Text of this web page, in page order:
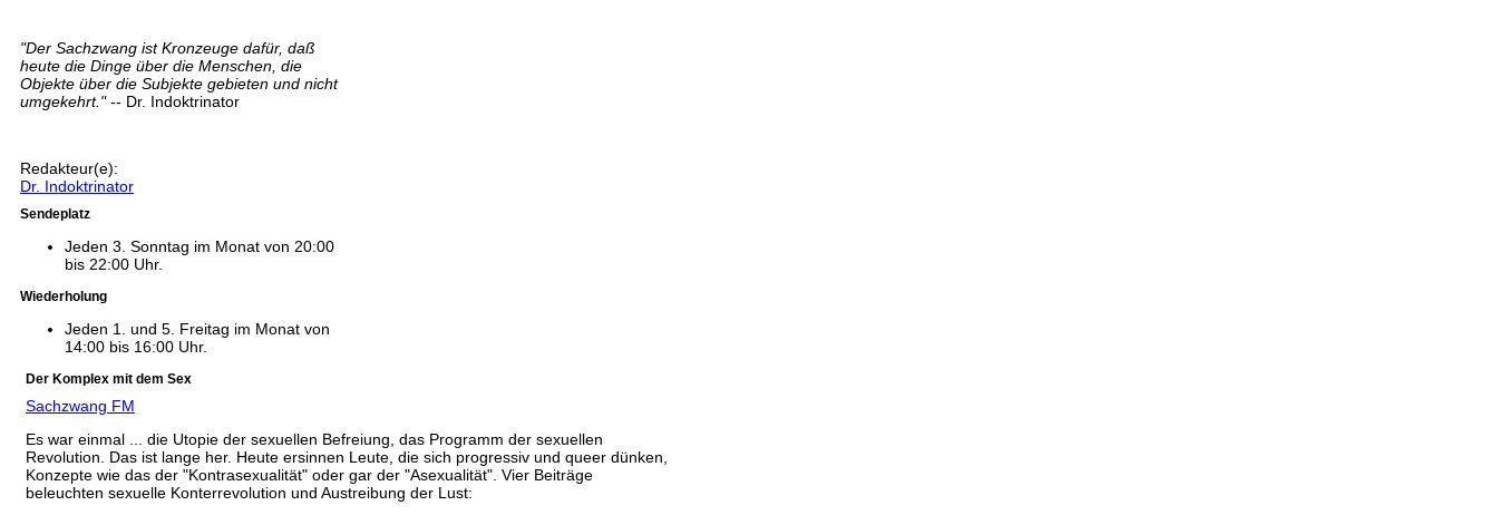
"Der Sachzwang ist Kronzeuge dafür, daß
heute die Dinge über die Menschen, die
Objekte über die Subjekte gebieten und nicht
umgekehrt."-- Dr. Indoktrinator
Redakteur(e):
Dr. Indoktrinator
Sendeplatz
Jeden 3. Sonntag im Monat von 20:00
bis 22:00 Uhr.
Wiederholung
Jeden 1. und 5. Freitag im Monat von
14:00 bis 16:00 Uhr.
Der Komplex mit dem Sex
Sachzwang FM
Es war einmal ... die Utopie der sexuellen Befreiung, das Programm der sexuellen
Revolution. Das ist lange her. Heute ersinnen Leute, die sich progressiv und queer dünken,
Konzepte wie das der "Kontrasexualität" oder gar der "Asexualität". Vier Beiträge
beleuchten sexuelle Konterrevolution und Austreibung der Lust: